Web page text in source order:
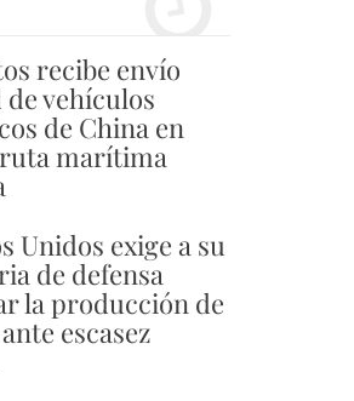
recibe envío
vehículos
de China en
marítima
Unidos exige a su
de defensa
la producción de
escasez